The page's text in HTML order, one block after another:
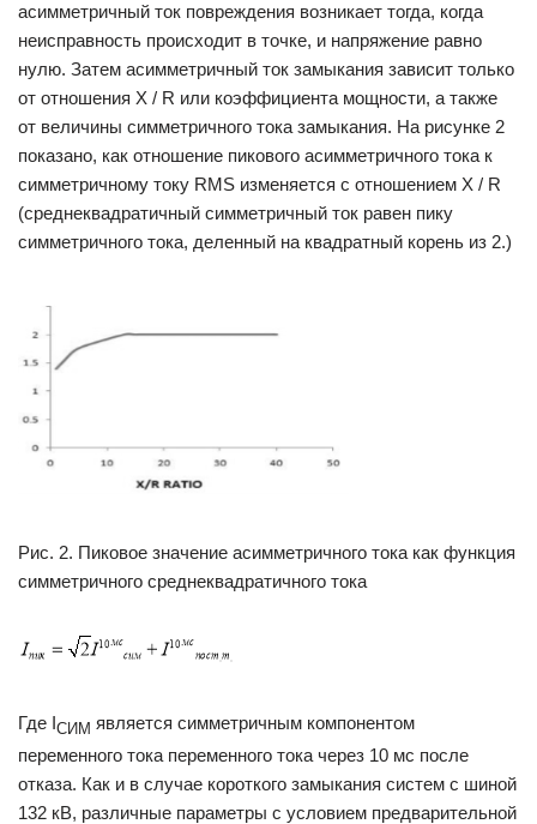
асимметричный ток повреждения возникает тогда, когда
неисправность происходит в точке, и напряжение равно
нулю. Затем асимметричный ток замыкания зависит только
от отношения X / R или коэффициента мощности, а также
от величины симметричного тока замыкания. На рисунке 2
показано, как отношение пикового асимметричного тока к
симметричному току RMS изменяется с отношением X / R
(среднеквадратичный симметричный ток равен пику
симметричного тока, деленный на квадратный корень из 2.)
Рис. 2. Пиковое значение асимметричного тока как функция
симметричного среднеквадратичного тока
Где IСИМ является симметричным компонентом
переменного тока переменного тока через 10 мс после
отказа. Как и в случае короткого замыкания систем с шиной
132 кВ, различные параметры с условием предварительной